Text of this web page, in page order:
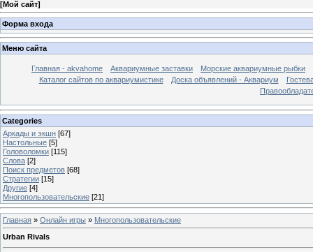
[Мой сайт]
Форма входа
Меню сайта
Главная - akvahome Аквариумные заставки
Морские аквариумные рыбки
Каталог сайтов по аквариумистике
Доска объявлений - Аквариум
Categories
Аркады и экшн [67]
Настольные [5]
Головоломки [115]
Слова [2]
Поиск предметов [68]
Стратегии [15]
Другие [4]
Многопользовательские [21]
Главная » Онлайн игры » Многопользовательские
Urban Rivals